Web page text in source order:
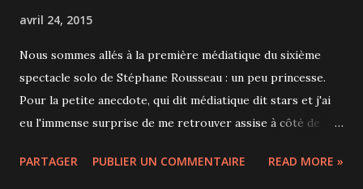
avril 24, 2015
Nous sommes allés à la première médiatique du sixième
spectacle solo de Stéphane Rousseau : un peu princesse.
Pour la petite anecdote, qui dit médiatique dit stars et j'ai
eu l'immense surprise de me retrouver assise à côté de
fois que je suis venue au Théâtre Saint-Denis . Bref, je
PARTAGER PUBLIER UN COMMENTAIRE READ MORE »